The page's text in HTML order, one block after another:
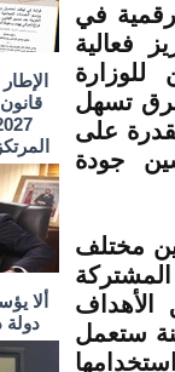
ألا
دولة
في
فعالية
للوزارة
تسهل
على
جودة
مختلف
الأهداف
ستعمل